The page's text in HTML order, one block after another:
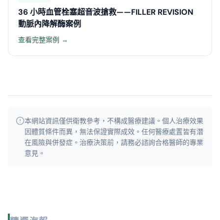
36 小時血管栓塞超音波搶救——FILLER REVISION
動脈內降解酶案例
查看完整案例 →
本網站資訊僅供衛教參考，不構成醫療建議。個人治療效果
因體質條件而異，無法保證實際成效。 任何醫療處置皆有潛
在風險與併發症。治療決策前，請務必諮詢合格醫師的專業
意見。